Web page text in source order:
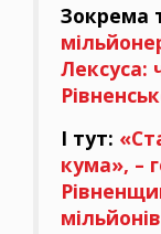
Зокрема
Лексуса:
І тут:
кума», –
мільйонів